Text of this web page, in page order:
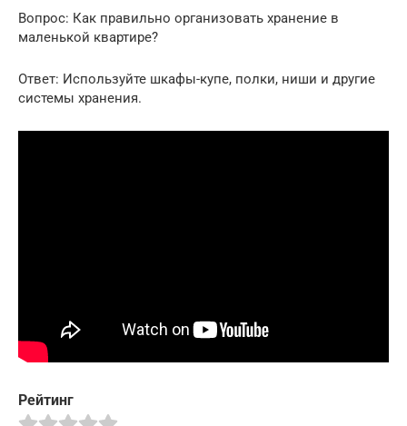
Вопрос: Как правильно организовать хранение в
маленькой квартире?
Ответ: Используйте шкафы-купе, полки, ниши и другие
системы хранения.
Рейтинг